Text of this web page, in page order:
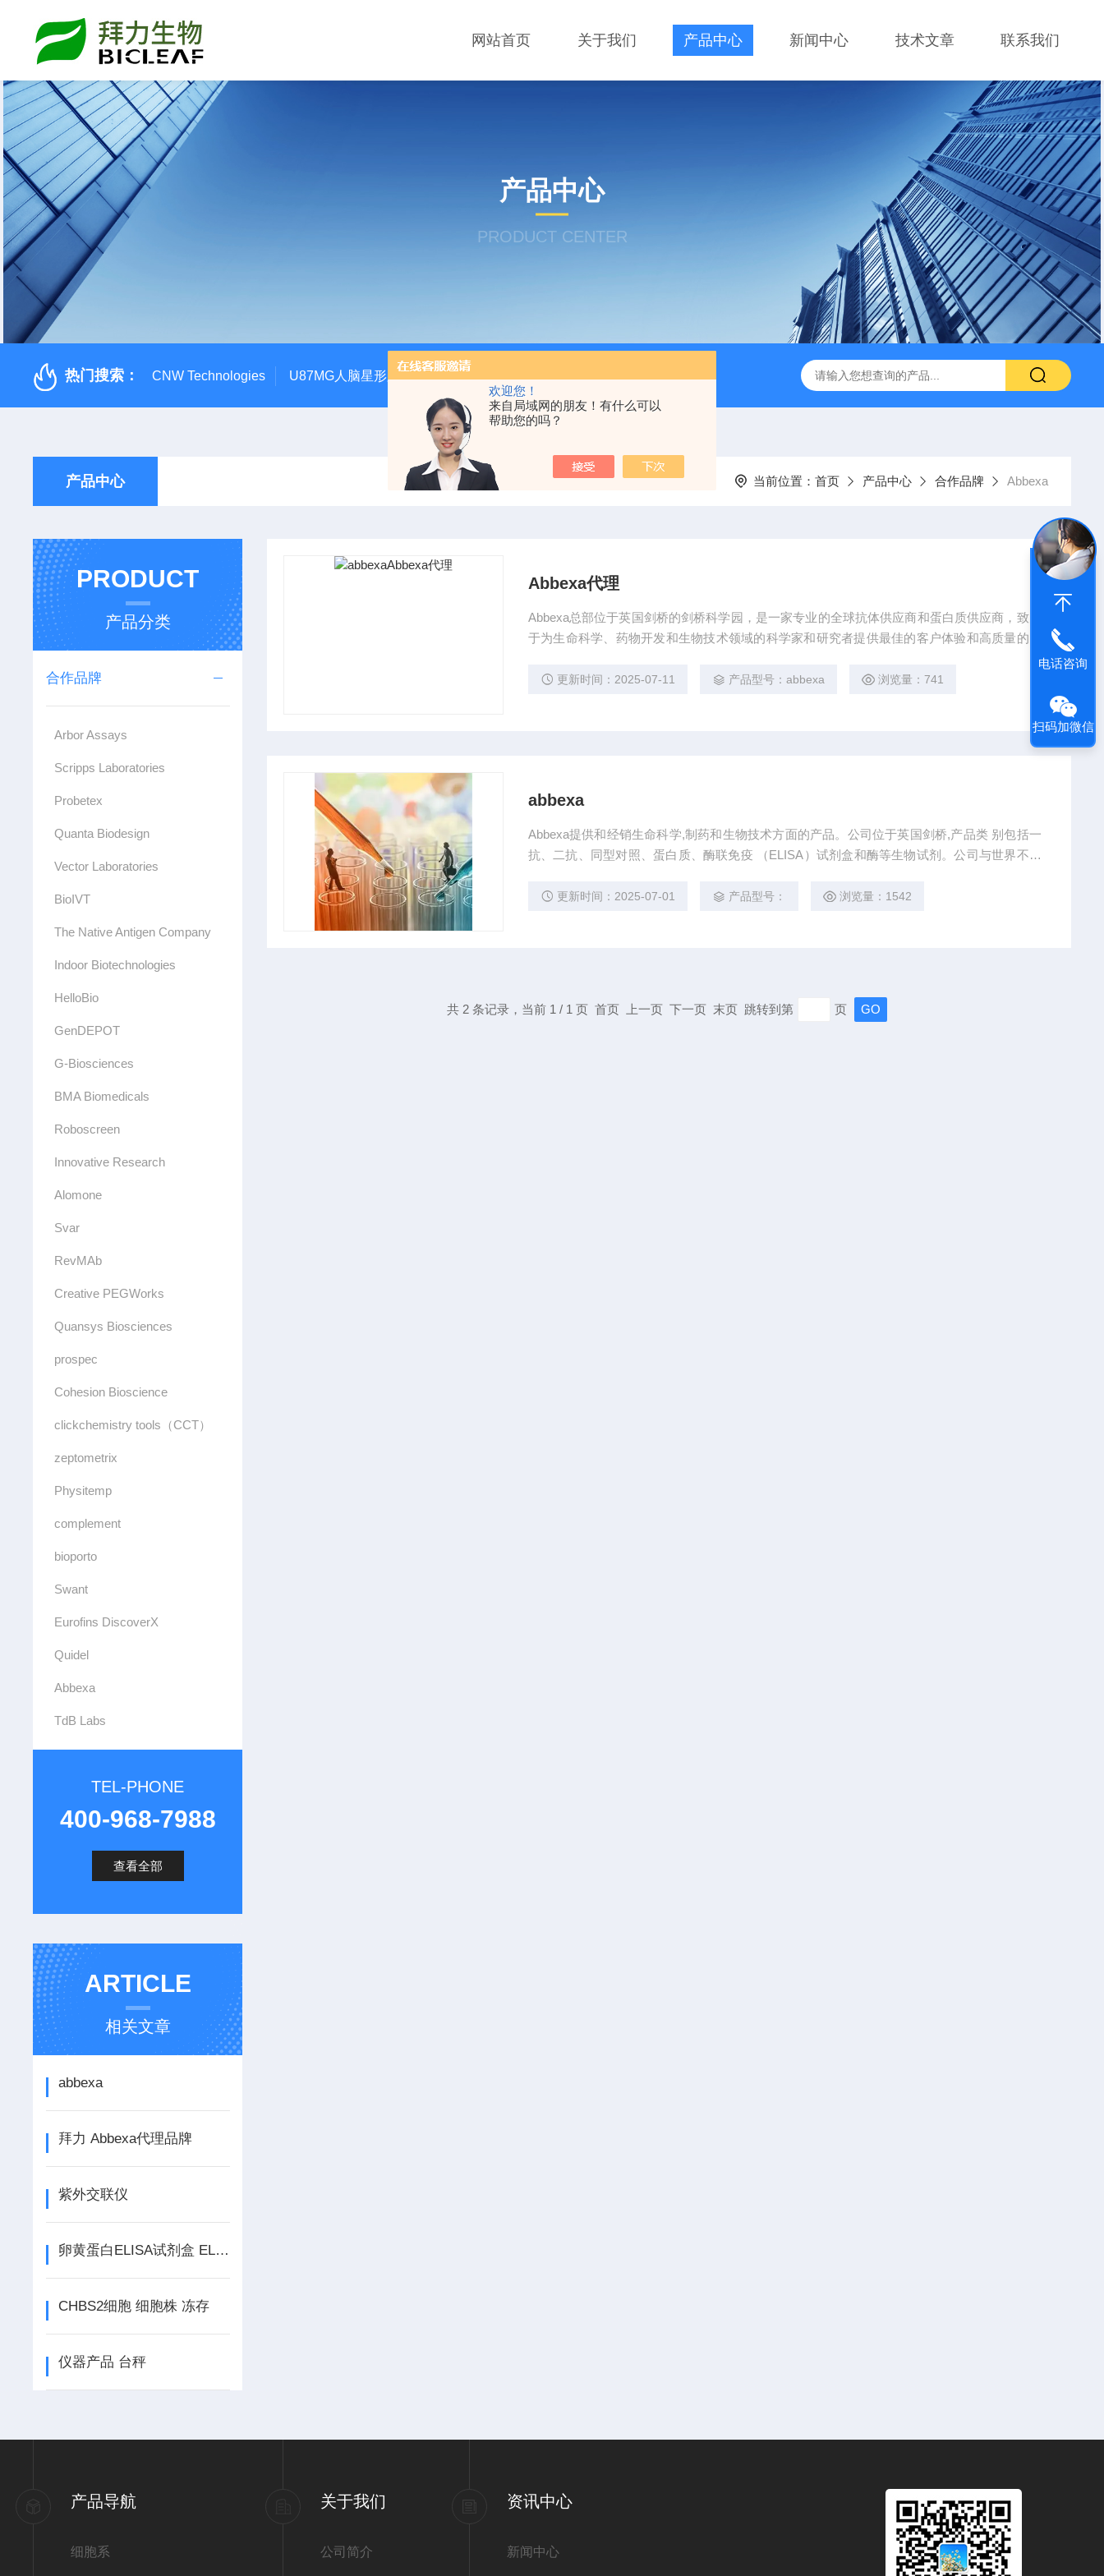
欢迎您！
来自局域网的朋友！有什么可以
帮助您的吗？
网站首页 关于我们 产品中心 新闻中心 技术文章 联系我们
产品中心
PRODUCT CENTER
热门搜索： CNW Technologies U87MG人脑星形胶质母细胞瘤（U87-MG） vero细胞vero细胞 大鼠肠微血管内皮细胞
产品中心 当前位置： 首页 产品中心 合作品牌 Abbexa
PRODUCT
产品分类
合作品牌
Arbor Assays
Scripps Laboratories
Probetex​
Quanta Biodesign
Vector Laboratories
BioIVT
The Native Antigen Company
Indoor Biotechnologies
HelloBio
GenDEPOT
G-Biosciences
BMA Biomedicals
Roboscreen
Innovative Research
Alomone
Svar
RevMAb
Creative PEGWorks
Quansys Biosciences
prospec
Cohesion Bioscience
clickchemistry tools（CCT）
zeptometrix
Physitemp
complement
bioporto
Swant
Eurofins DiscoverX
Quidel
Abbexa
TdB Labs
TEL-PHONE
400-968-7988
查看全部
ARTICLE
相关文章
abbexa
拜力 Abbexa代理品牌
紫外交联仪
卵黄蛋白ELISA试剂盒 ELISA试剂盒
CHBS2细胞 细胞株 冻存
仪器产品 台秤
Abbexa代理
Abbexa总部位于英国剑桥的剑桥科学园，是一家专业的全球抗体供应商和蛋白质供应商，致力
于为生命科学、药物开发和生物技术领域的科学家和研究者提供最佳的客户体验和高质量的产
品。 产品涵盖一抗、二抗、蛋白质、ELISA试剂盒、酶以及其他用于研究的试剂盒和工具。 此
外，Abbexa还提供蛋白质、肽和抗体的定制和生产。Abbexa代理
更新时间：2025-07-11 产品型号：abbexa 浏览量：741
abbexa
Abbexa提供和经销生命科学,制药和生物技术方面的产品。公司位于英国剑桥,产品类 别包括一
抗、二抗、同型对照、蛋白质、酶联免疫 （ELISA）试剂盒和酶等生物试剂。公司与世界不同
的需要。更新时间：2025-07-01 产品型号： 浏览量：1542
共 2 条记录，当前 1 / 1 页 首页 上一页 下一页 末页 跳转到第 页
产品导航
细胞系
关于我们
公司简介
资讯中心
新闻中心
电话咨询
扫码加微信